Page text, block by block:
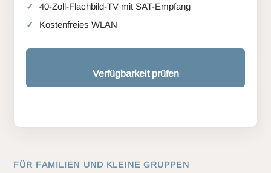
40-Zoll-Flachbild-TV mit SAT-Empfang
Kostenfreies WLAN
Verfügbarkeit prüfen
FÜR FAMILIEN UND KLEINE GRUPPEN